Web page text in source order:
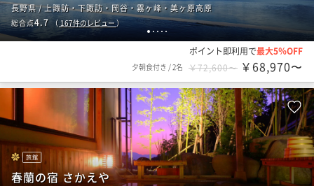
1 2 3 4 5
長野県 / 上諏訪・下諏訪・岡谷・霧ヶ峰・美ヶ原高原
総合点4.7 （ 167件のレビュー）
ポイント即利用で最大5％OFF
夕朝食付き /2名 ￥72,600〜 ￥68,970〜
旅館
春蘭の宿 さかえや